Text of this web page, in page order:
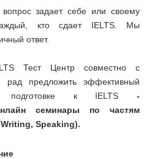
задает себе или своему
кто сдает IELTS. Мы
ответ.
Тест Центр совместно с
рад предложить эффективный
подготовке к IELTS -
семинары по частям
Speaking).